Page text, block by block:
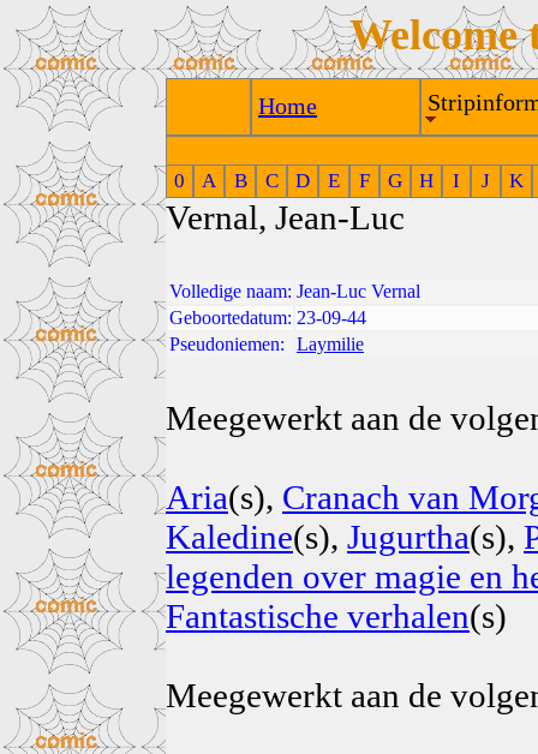
Welcome
Home
0 A B C D E F G H I J K
Vernal, Jean-Luc
Volledige naam: Jean-Luc Vernal
Geboortedatum: 23-09-44
Pseudoniemen:
Laymilie
Meegewerkt aan de
Aria(s), Cranach van
Kaledine(s), Jugurtha(s),
legenden over magie en
Fantastische verhalen(s)
Meegewerkt aan de